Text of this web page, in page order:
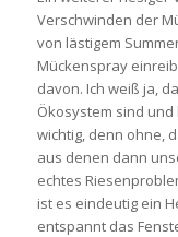
Verschwinden der
von lästigem
Mückenspray
davon. Ich weiß ja,
Ökosystem sind
wichtig, denn ohne,
aus denen dann
echtes
ist es eindeutig ein
entspannt das